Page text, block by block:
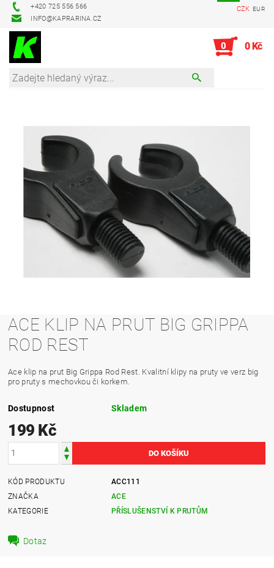
+420 725 556 566
INFO@KAPRARINA.CZ
CZK EUR
0 0 Kč
ACE KLIP NA PRUT BIG GRIPPA
ROD REST
Ace klip na prut Big Grippa Rod Rest. Kvalitní klipy na pruty ve verz big
pro pruty s mechovkou či korkem.
Dostupnost Skladem
199 Kč
KÓD PRODUKTU
ACC111
ZNAČKA
ACE
KATEGORIE
PŘÍSLUŠENSTVÍ K PRUTŮM
Dotaz